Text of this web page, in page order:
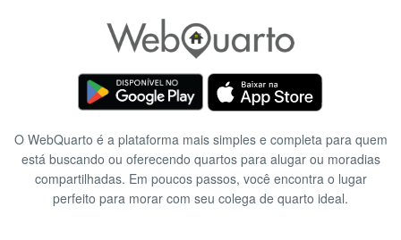
O WebQuarto é a plataforma mais simples e completa para quem
está buscando ou oferecendo quartos para alugar ou moradias
compartilhadas. Em poucos passos, você encontra o lugar
perfeito para morar com seu colega de quarto ideal.